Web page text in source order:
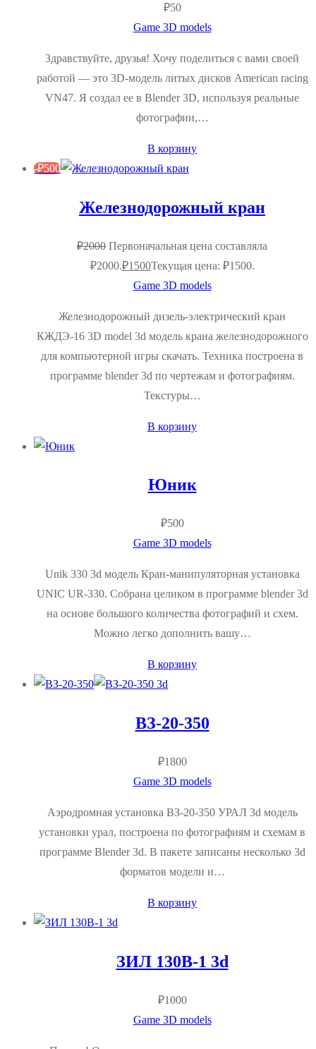
₽50
Game 3D models
Здравствуйте, друзья! Хочу поделиться с вами своей
работой — это 3D-модель литых дисков American racing
VN47. Я создал ее в Blender 3D, используя реальные
фотографии,…
В корзину
-₽500
Железнодорожный кран
₽2000 Первоначальная цена составляла
₽2000.₽1500Текущая цена: ₽1500.
Game 3D models
Железнодорожный дизель-электрический кран
КЖДЭ-16 3D model 3d модель крана железнодорожного
для компьютерной игры скачать. Техника построена в
программе blender 3d по чертежам и фотографиям.
Текстуры…
В корзину
Юник
₽500
Game 3D models
Unik 330 3d модель Кран-манипуляторная установка
UNIC UR-330. Собрана целиком в программе blender 3d
на основе большого количества фотографий и схем.
Можно легко дополнить вашу…
В корзину
ВЗ-20-350
₽1800
Game 3D models
Аэродромная установка ВЗ-20-350 УРАЛ 3d модель
установки урал, построена по фотографиям и схемам в
программе Blender 3d. В пакете записаны несколько 3d
форматов модели и…
В корзину
ЗИЛ 130В-1 3d
₽1000
Game 3D models